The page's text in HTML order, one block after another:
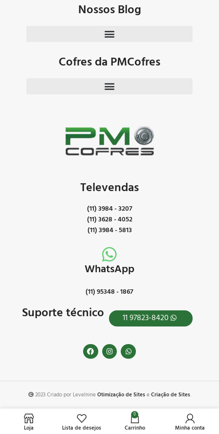
Nossos Blog
Cofres da PMCofres
Televendas
(11) 3984 - 3207
(11) 3628 - 4052
(11) 3984 - 5813
WhatsApp
(11) 95348 - 1867
Suporte técnico 11 97823-8420
2023 Criado por Levelnine Otimização de Sitese Criação de Sites.
Loja Lista de desejos
0
Carrinho Minha conta